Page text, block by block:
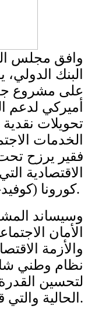
وافق مجلس
أميركي لدعم
تحويلات
فقير يرزح
الاقتصادية
كورونا (كوفيد-19).
وسيساند
والأزمة
نظام وطني
لتحسين
الحالية والتي قد تطرأ في المستقبل.